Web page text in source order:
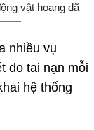
vật hoang dã
nhiều vụ
do tai nạn mỗi
hệ thống